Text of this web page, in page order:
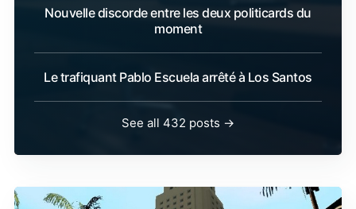
Nouvelle discorde entre les deux politicards du
moment
Le trafiquant Pablo Escuela arrêté à Los Santos
See all 432 posts →